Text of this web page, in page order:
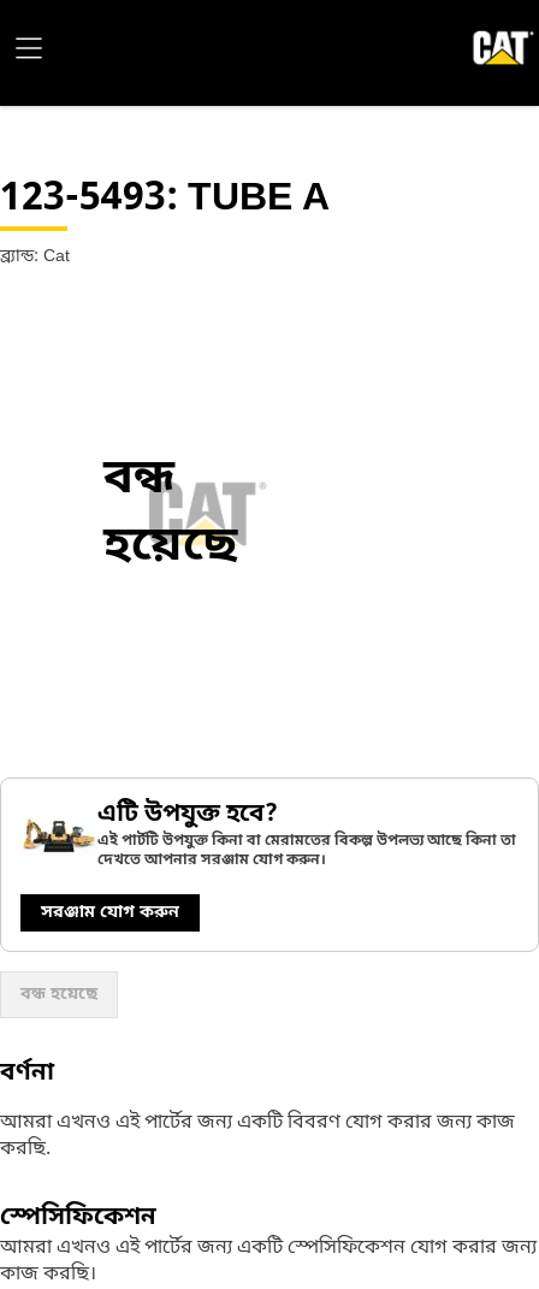
123-5493: TUBE A
ব্র্যান্ড: Cat
বন্ধ
হয়েছে
এটি উপযুক্ত হবে?
এই পার্টটি উপযুক্ত কিনা বা মেরামতের বিকল্প উপলভ্য আছে কিনা তা
দেখতে আপনার সরঞ্জাম যোগ করুন।
সরঞ্জাম যোগ করুন
বন্ধ হয়েছে
বর্ণনা
আমরা এখনও এই পার্টের জন্য একটি বিবরণ যোগ করার জন্য কাজ
করছি.
স্পেসিফিকেশন
আমরা এখনও এই পার্টের জন্য একটি স্পেসিফিকেশন যোগ করার জন্য
কাজ করছি।